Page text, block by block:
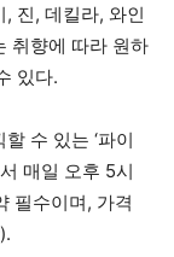
진, 데킬라, 와인
취향에 따라 원하
있다.
수 있는 ‘파이
매일 오후 5시
필수이며, 가격